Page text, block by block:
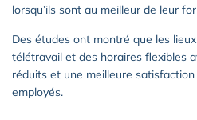
lorsqu’ils sont au meilleur de leur
Des études ont montré que les
télétravail et des horaires flexibles
réduits et une meilleure
employés.